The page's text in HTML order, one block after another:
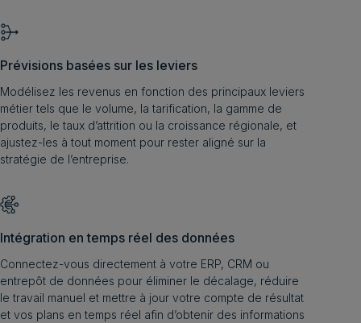
Prévisions basées sur les leviers
Modélisez les revenus en fonction des principaux leviers
métier tels que le volume, la tarification, la gamme de
produits, le taux d’attrition ou la croissance régionale, et
ajustez-les à tout moment pour rester aligné sur la
stratégie de l’entreprise.
Intégration en temps réel des données
Connectez-vous directement à votre ERP, CRM ou
entrepôt de données pour éliminer le décalage, réduire
le travail manuel et mettre à jour votre compte de résultat
et vos plans en temps réel afin d’obtenir des informations